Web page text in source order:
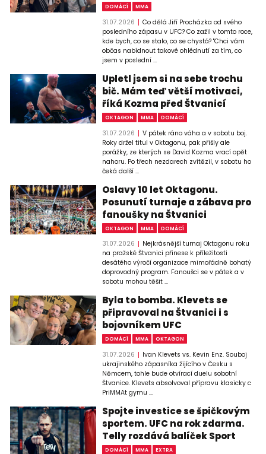
DOMÁCÍ MMA
31.07.2026
Co dělá Jiří Procházka od svého
posledního zápasu v UFC? Co zažil v tomto roce,
kde bych, co se stalo, co se chystá? "Chci vám
občas nabídnout takové ohlédnutí za tím, co
jsem v poslední ...
Upletl jsem si na sebe trochu
bič. Mám teď větší motivaci,
říká Kozma před Štvanicí
OKTAGON MMA DOMÁCÍ
31.07.2026
V pátek ráno váha a v sobotu boj.
Roky držel titul v Oktagonu, pak přišly ale
porážky, ze kterých se David Kozma vrací opět
nahoru. Po třech nezdarech zvítězil, v sobotu ho
čeká další ...
Oslavy 10 let Oktagonu.
Posunutí turnaje a zábava pro
fanoušky na Štvanici
OKTAGON MMA DOMÁCÍ
31.07.2026
Nejkrásnější turnaj Oktagonu roku
na pražské Štvanici přinese k příležitosti
desátého výročí organizace mimořádně bohatý
doprovodný program. Fanoušci se v pátek a v
sobotu mohou těšit ...
Byla to bomba. Klevets se
připravoval na Štvanici i s
bojovníkem UFC
DOMÁCÍ MMA OKTAGON
31.07.2026
Ivan Klevets vs. Kevin Enz. Souboj
ukrajinského zápasníka žijícího v Česku s
Němcem, tohle bude otvírací duelu sobotní
Štvanice. Klevets absolvoval přípravu klasicky c
PriMMAt gymu ...
Spojte investice se špičkovým
sportem. UFC na rok zdarma.
Telly rozdává balíček Sport
DOMÁCÍ MMA EXTRA